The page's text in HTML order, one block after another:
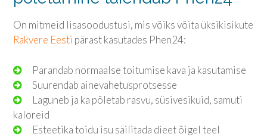
On mitmeid lisasoodustusi, mis võiks võita üksikisikute
Rakvere Eesti pärast kasutades Phen24:
Parandab normaalse toitumise kava ja kasutamise
Suurendab ainevahetusprotsesse
Laguneb ja ka põletab rasvu, süsivesikuid, samuti
kaloreid
Esteetika toidu isu säilitada dieet õigel teel